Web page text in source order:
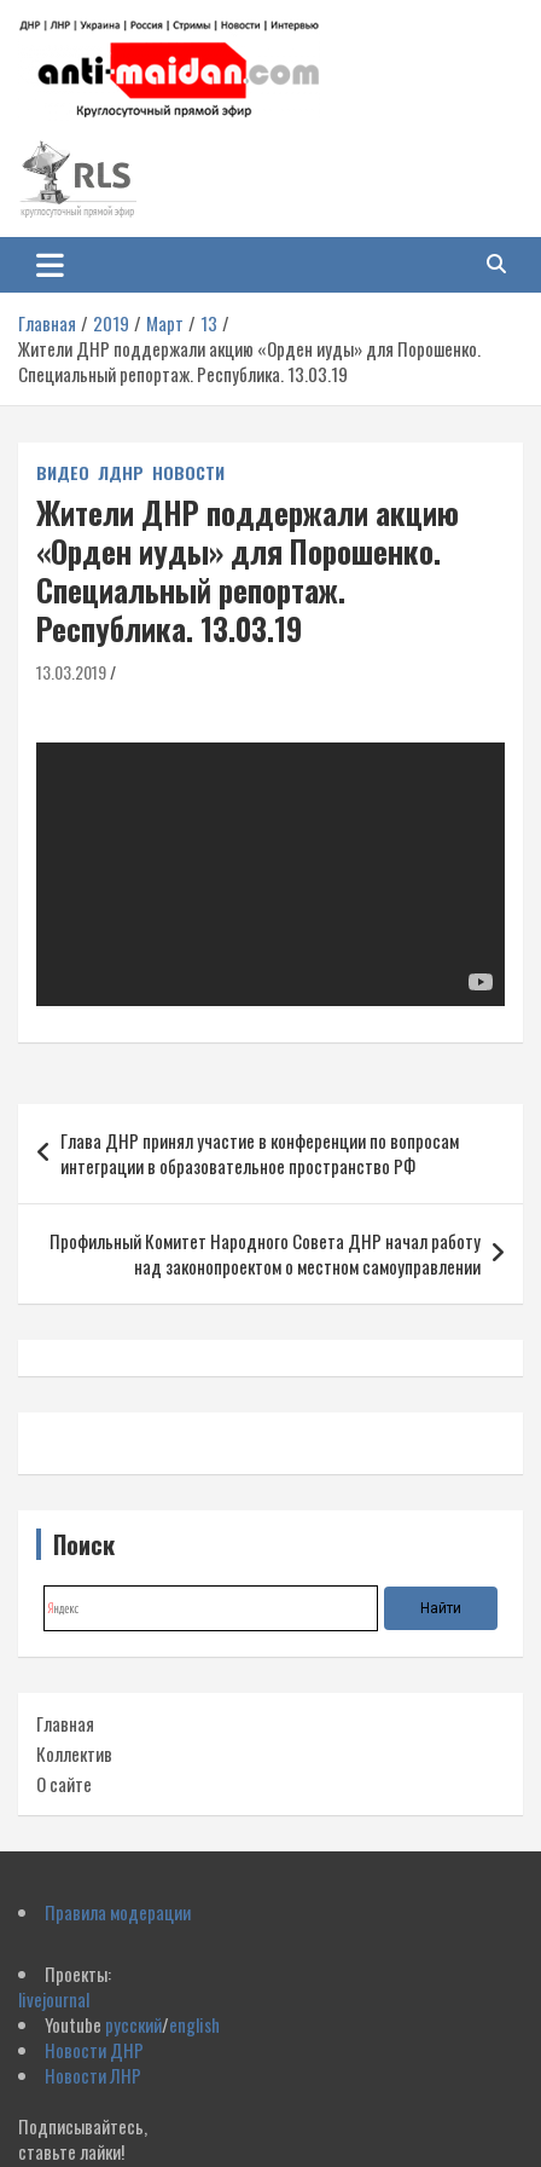
содержимому
Антимайдан: Гражданская война
на Украине
гражданской войне на Украине, включая события в Новороссии, ДНР,
ЛНР и других регионах.
Главная 2019 Март
13
Жители ДНР поддержали акцию «Орден иуды» для Порошенко.
Специальный репортаж. Республика. 13.03.19
ВИДЕО ЛДНР НОВОСТИ
Жители ДНР поддержали акцию
«Орден иуды» для Порошенко.
Специальный репортаж.
Республика. 13.03.19
13.03.2019
по
записям
Глава ДНР принял участие в конференции по вопросам
интеграции в образовательное пространство РФ
Профильный Комитет Народного Совета ДНР начал работу
над законопроектом о местном самоуправлении
Поиск
Главная
Коллектив
О сайте
Правила модерации
Проекты:
livejournal
Youtube русский/english
Новости ДНР
Новости ЛНР
Подписывайтесь,
ставьте лайки!